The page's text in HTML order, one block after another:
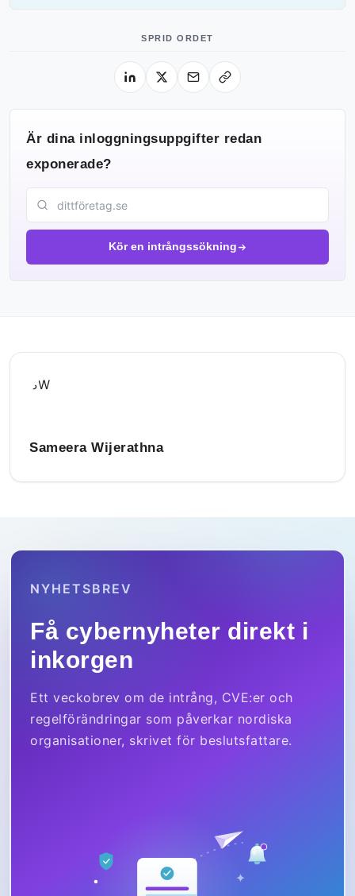
SPRID ORDET
Är dina inloggningsuppgifter redan
exponerade?
Kör en intrångssökning
SW
Sameera Wijerathna
NYHETSBREV
Få cybernyheter direkt i
inkorgen
Ett veckobrev om de intrång, CVE:er och
regelförändringar som påverkar nordiska
organisationer, skrivet för beslutsfattare.